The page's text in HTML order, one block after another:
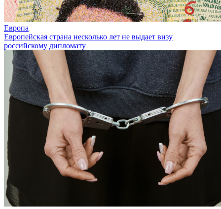
Европа
Европейская страна несколько лет не выдает визу
российскому дипломату